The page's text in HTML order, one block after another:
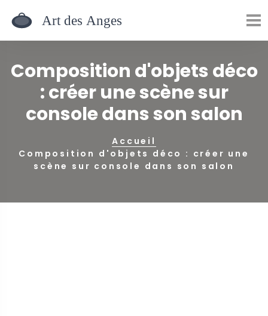
Composition d'objets déco
: créer une scène sur
console dans son salon
Accueil
Composition d'objets déco : créer une
scène sur console dans son salon